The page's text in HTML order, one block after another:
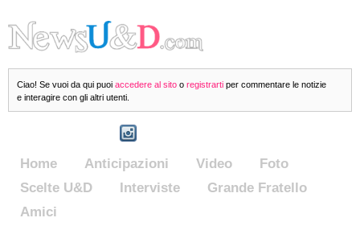
Ciao! Se vuoi da qui puoi accedere al sito o registrarti per commentare le notizie
e interagire con gli altri utenti.
Home Anticipazioni Video
Foto
Scelte U&D
Interviste
Grande Fratello
Amici